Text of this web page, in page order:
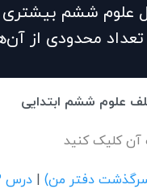
علوم ششم بیشتری
محدودی از
علوم ششم ابتدایی
آن کلیک کنید
درس 3 (کارخانه کاغذسازی)